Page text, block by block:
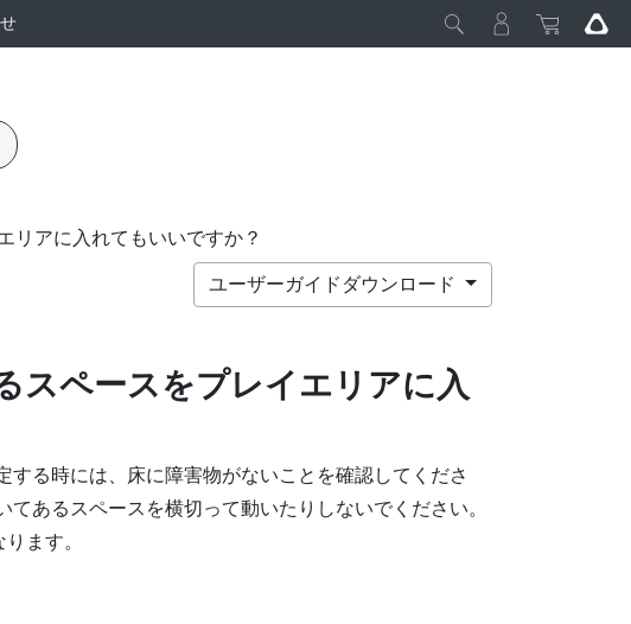
リアに入れてもいいですか？
ユーザーガイドダウンロード
スペースをプレイエリアに入
る時には、床に障害物がないことを確認してくださ
あるスペースを横切って動いたりしないでください。
ます。